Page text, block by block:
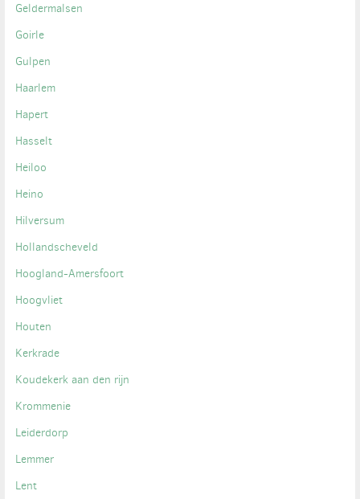
Geldermalsen
Goirle
Gulpen
Haarlem
Hapert
Hasselt
Heiloo
Heino
Hilversum
Hollandscheveld
Hoogland-Amersfoort
Hoogvliet
Houten
Kerkrade
Koudekerk aan den rijn
Krommenie
Leiderdorp
Lemmer
Lent